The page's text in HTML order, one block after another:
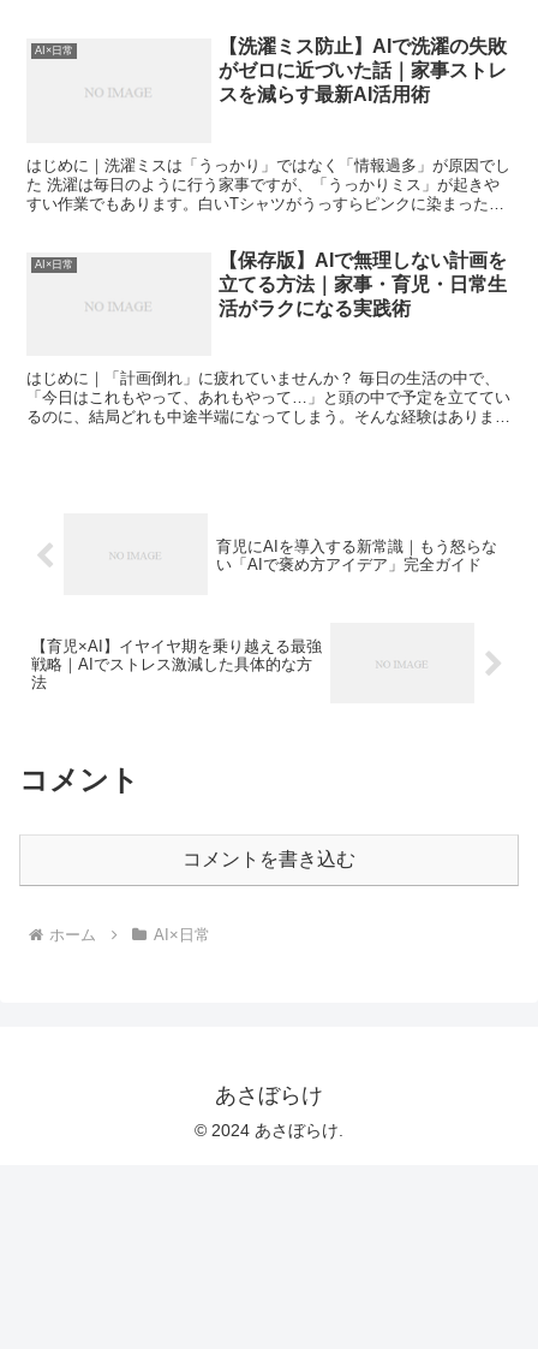
AI×日常
【洗濯ミス防止】AIで洗濯の失敗
がゼロに近づいた話｜家事ストレ
スを減らす最新AI活用術
はじめに｜洗濯ミスは「うっかり」ではなく「情報過多」が原因でし
た 洗濯は毎日のように行う家事ですが、「うっかりミス」が起きや
すい作業でもあります。白いTシャツがうっすらピンクに染まった
AI×日常
【保存版】AIで無理しない計画を
立てる方法｜家事・育児・日常生
活がラクになる実践術
はじめに｜「計画倒れ」に疲れていませんか？ 毎日の生活の中で、
「今日はこれもやって、あれもやって…」と頭の中で予定を立ててい
るのに、結局どれも中途半端になってしまう。そんな経験はありませ
育児にAIを導入する新常識｜もう怒らな
い「AIで褒め方アイデア」完全ガイド
【育児×AI】イヤイヤ期を乗り越える最強
戦略｜AIでストレス激減した具体的な方
法
コメント
コメントを書き込む
ホーム AI×日常
あさぼらけ
© 2024 あさぼらけ.